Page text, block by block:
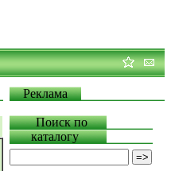
Реклама
Поиск по
каталогу